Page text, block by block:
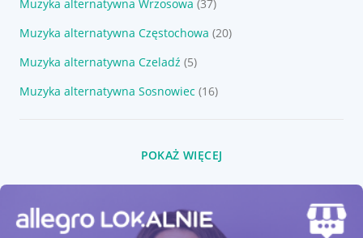
Muzyka alternatywna Wrzosowa (37)
Muzyka alternatywna Częstochowa (20)
Muzyka alternatywna Czeladź (5)
Muzyka alternatywna Sosnowiec (16)
POKAŻ WIĘCEJ